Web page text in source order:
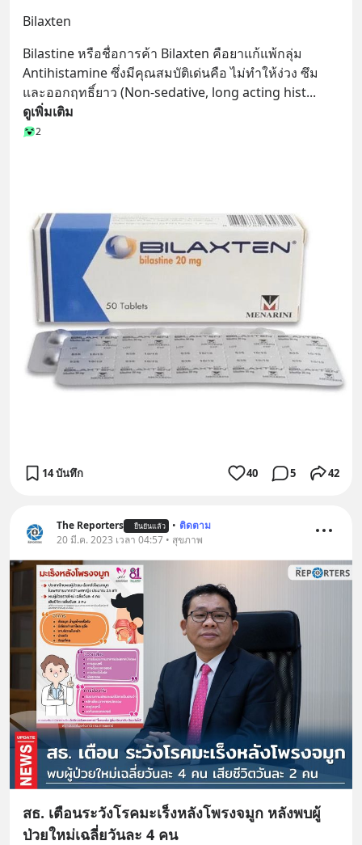
Bilaxten
Bilastine หรือชื่อการค้า Bilaxten คือยาแก้แพ้กลุ่ม
Antihistamine ซึ่งมีคุณสมบัติเด่นคือ ไม่ทำให้ง่วง ซึม
และออกฤทธิ์ยาว (Non-sedative, long acting hist...
ดูเพิ่มเติม
2
14 บันทึก 40 5 42
The Reporters ยืนยันแล้ว • ติดตาม
20 มี.ค. 2023 เวลา 04:57 • สุขภาพ
สธ. เตือนระวังโรคมะเร็งหลังโพรงจมูก หลังพบผู้
ป่วยใหม่เฉลี่ยวันละ 4 คน